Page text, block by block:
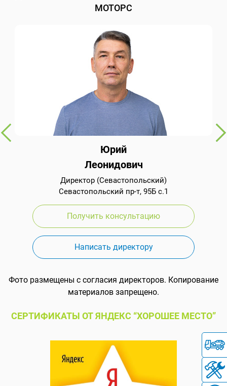
МОТОРС
Юрий
Леонидович
Директор (Севастопольский)
Севастопольский пр-т, 95Б с.1
Получить консультацию
Написать директору
Фото размещены с согласия директоров. Копирование
материалов запрещено.
СЕРТИФИКАТЫ ОТ ЯНДЕКС “ХОРОШЕЕ МЕСТО”